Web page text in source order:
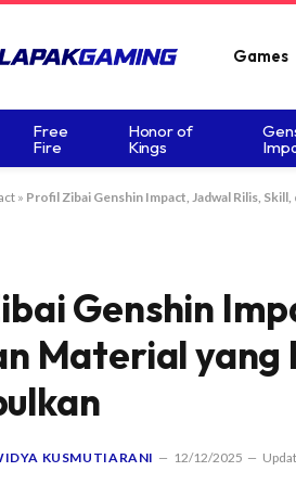
Games
Free
Fire
Honor of
Kings
» Profil Zibai Genshin Impact, Jadwal Rilis,
Genshin
Material yang
KUSMUTIARANI 12/12/2025